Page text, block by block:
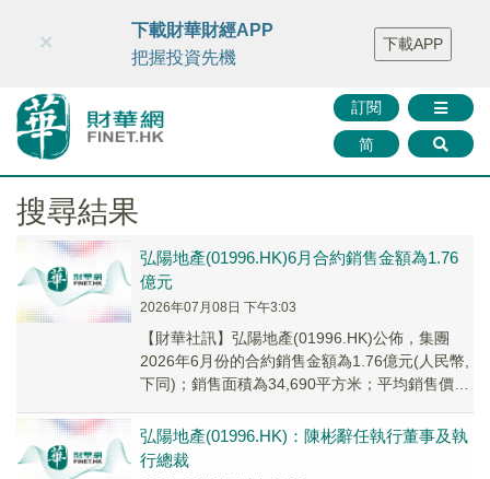
財華智庫網 FINTV FINMETA 財華證券 媒體矩陣
智庫沙龍
聯絡我們
訂閱
简
×
下載財華財經APP
把握投資先機
下載APP
搜尋結果
弘陽地產(01996.HK)6月合約銷售金額為1.76
億元
2026年07月08日 下午3:03
【財華社訊】弘陽地產(01996.HK)公佈，集團
2026年6月份的合約銷售金額為1.76億元(人民幣,
下同)；銷售面積為34,690平方米；平均銷售價格
弘陽地產(01996.HK)：陳彬辭任執行董事及執
行總裁